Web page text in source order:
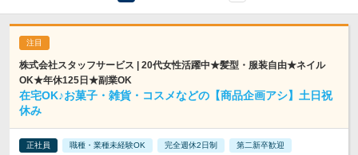
株式会社スタッフサービス | 20代女性活躍中★髪型・服装自由★ネイル
OK★年休125日★副業OK
在宅OK♪お菓子・雑貨・コスメなどの【商品企画アシ】土日祝
休み
正社員 職種・業種未経験OK 完全週休2日制 第二新卒歓迎